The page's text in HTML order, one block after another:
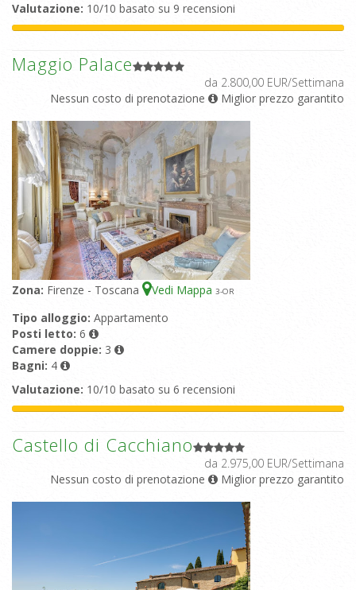
Valutazione: 10/10 basato su 9 recensioni
Maggio Palace
da 2.800,00 EUR/Settimana
Nessun costo di prenotazione
Miglior prezzo garantito
Zona: Firenze - Toscana Vedi Mappa 3-OR
Tipo alloggio: Appartamento
Posti letto: 6
Camere doppie: 3
Bagni: 4
Valutazione: 10/10 basato su 6 recensioni
Castello di Cacchiano
da 2.975,00 EUR/Settimana
Nessun costo di prenotazione
Miglior prezzo garantito